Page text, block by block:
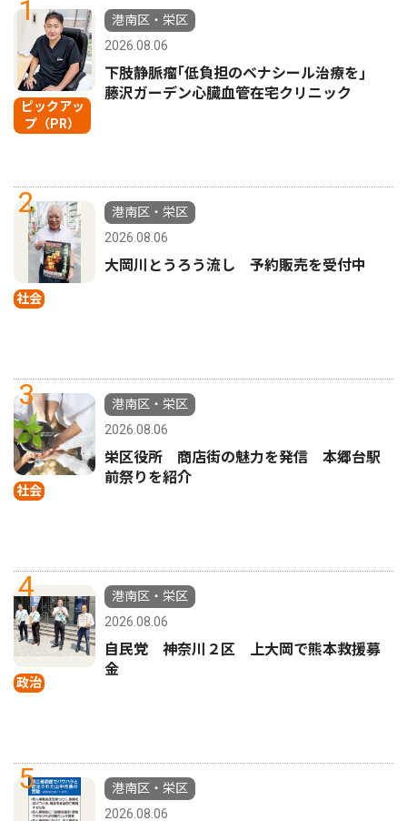
1
ピックアッ
プ（PR）
港南区・栄区
2026.08.06
下肢静脈瘤｢低負担のベナシール治療を｣
藤沢ガーデン心臓血管在宅クリニック
2
社会
港南区・栄区
2026.08.06
大岡川とうろう流し 予約販売を受付中
3
社会
港南区・栄区
2026.08.06
栄区役所 商店街の魅力を発信 本郷台駅
前祭りを紹介
4
政治
港南区・栄区
2026.08.06
自民党 神奈川２区 上大岡で熊本救援募
金
5
港南区・栄区
2026.08.06